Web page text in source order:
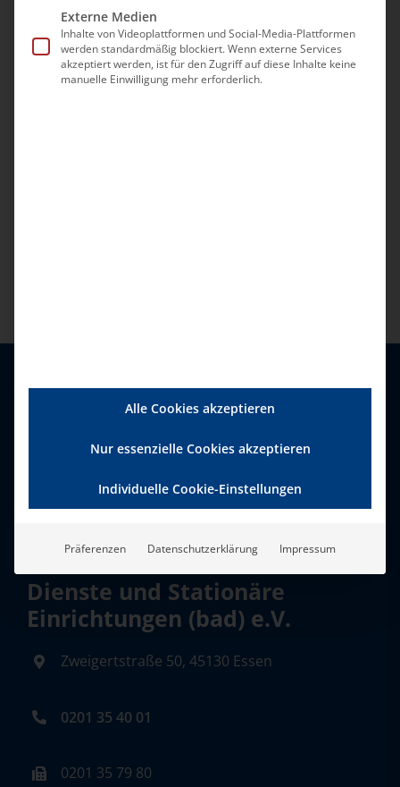
Bundesverband Ambulante
Dienste und Stationäre
Einrichtungen (bad) e.V.
Zweigertstraße 50, 45130 Essen
0201 35 40 01
0201 35 79 80
Externe Medien
Inhalte von Videoplattformen und Social-Media-Plattformen
werden standardmäßig blockiert. Wenn externe Services
akzeptiert werden, ist für den Zugriff auf diese Inhalte keine
manuelle Einwilligung mehr erforderlich.
Alle Cookies akzeptieren
Nur essenzielle Cookies akzeptieren
Individuelle Cookie-Einstellungen
Präferenzen Datenschutzerklärung Impressum